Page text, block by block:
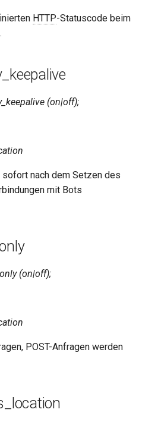
HTTP-Statuscode beim
.
(on|off);
nach dem Setzen des
mit Bots
(on|off);
POST-Anfragen werden